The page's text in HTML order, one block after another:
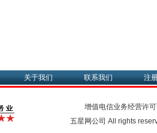
关于我们 联系我们 注
增值电信业务经营许
五星网公司 All rights